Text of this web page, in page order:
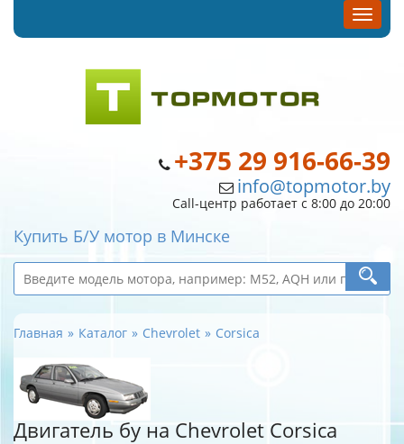
+375 29 916-66-39
info@topmotor.by
Call-центр работает с 8:00 до 20:00
Купить Б/У мотор в Минске
Главная Каталог Chevrolet Corsica
Двигатель бу на Chevrolet Corsica